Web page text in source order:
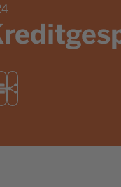
Drucken
Teilen